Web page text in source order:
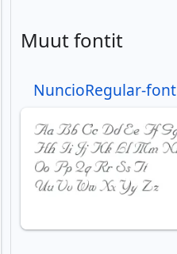
Muut fontit
NuncioRegular-